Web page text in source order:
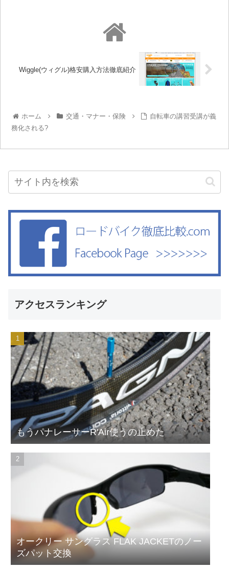
Wiggle(ウィグル)格安購入方法徹底紹介
ホーム 交通・マナー・保険
自転車の講習受講が義
務化される?
アクセスランキング
もうパナレーサーR'Air使うの止めた
オークリー サングラス FLAK JACKETのノー
ズパット交換